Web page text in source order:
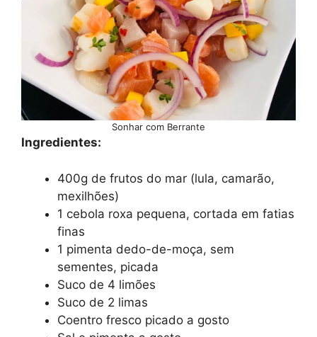
Sonhar com Berrante
Ingredientes:
400g de frutos do mar (lula, camarão,
mexilhões)
1 cebola roxa pequena, cortada em fatias
finas
1 pimenta dedo-de-moça, sem
sementes, picada
Suco de 4 limões
Suco de 2 limas
Coentro fresco picado a gosto